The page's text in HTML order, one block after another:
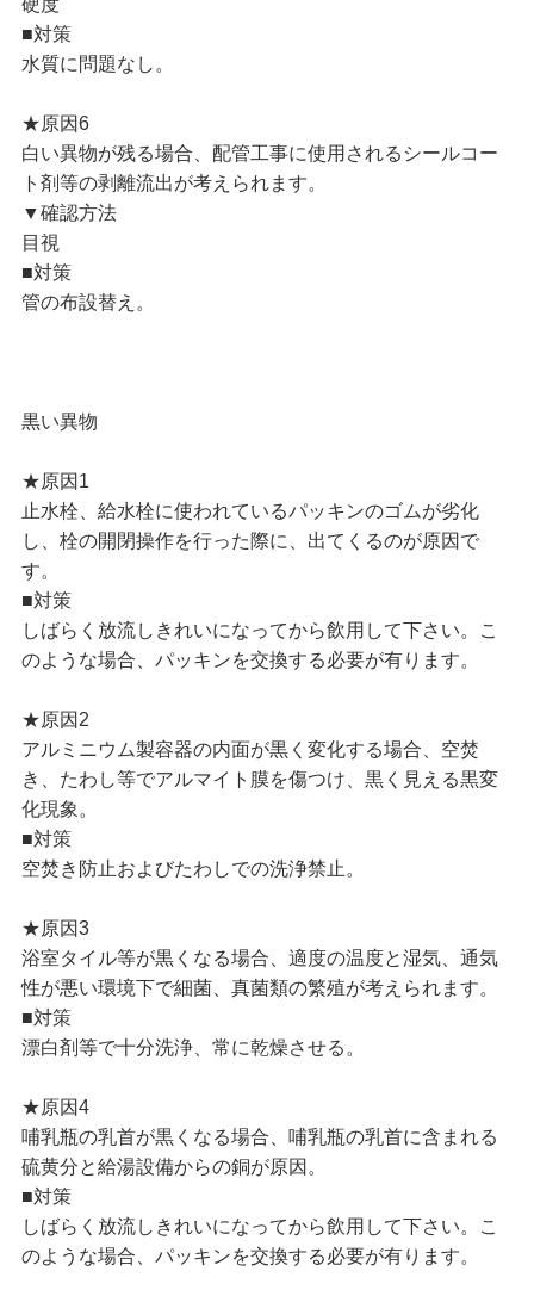
■対策
水質に問題なし。
★原因6
白い異物が残る場合、配管工事に使用されるシールコー
ト剤等の剥離流出が考えられます。
▼確認方法
目視
■対策
管の布設替え。
黒い異物
★原因1
止水栓、給水栓に使われているパッキンのゴムが劣化
し、栓の開閉操作を行った際に、出てくるのが原因で
す。
■対策
しばらく放流しきれいになってから飲用して下さい。こ
のような場合、パッキンを交換する必要が有ります。
★原因2
アルミニウム製容器の内面が黒く変化する場合、空焚
き、たわし等でアルマイト膜を傷つけ、黒く見える黒変
化現象。
■対策
空焚き防止およびたわしでの洗浄禁止。
★原因3
浴室タイル等が黒くなる場合、適度の温度と湿気、通気
性が悪い環境下で細菌、真菌類の繁殖が考えられます。
■対策
漂白剤等で十分洗浄、常に乾燥させる。
★原因4
哺乳瓶の乳首が黒くなる場合、哺乳瓶の乳首に含まれる
硫黄分と給湯設備からの銅が原因。
■対策
しばらく放流しきれいになってから飲用して下さい。こ
のような場合、パッキンを交換する必要が有ります。